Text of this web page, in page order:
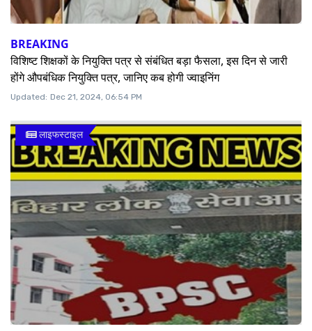
BREAKING
विशिष्ट शिक्षकों के नियुक्ति पत्र से संबंधित बड़ा फैसला, इस दिन से जारी
होंगे औपबंधिक नियुक्ति पत्र, जानिए कब होगी ज्वाइनिंग
Updated: Dec 21, 2024, 06:54 PM
लाइफस्टाइल